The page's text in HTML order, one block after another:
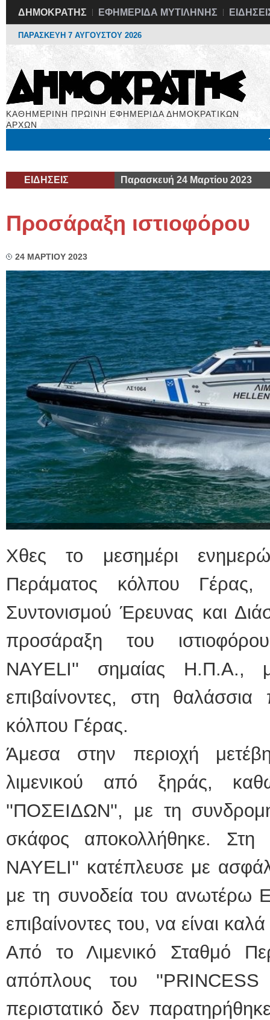
ΔΗΜΟΚΡΑΤΗΣ ΕΦΗΜΕΡΙΔΑ ΜΥΤΙΛΗΝΗΣ
ΠΑΡΑΣΚΕΥΗ 7 ΑΥΓΟΥΣΤΟΥ 2026
ΚΑΘΗΜΕΡΙΝΗ ΠΡΩΙΝΗ ΕΦΗΜΕΡΙΔΑ ΔΗΜΟΚΡΑΤΙΚΩΝ
ΑΡΧΩΝ
ΕΙΔΗΣΕΙΣ Παρασκευή 24 Μαρτίου 2023
Προσάραξη ιστιοφόρου
24 ΜΑΡΤΙΟΥ 2023
Χθες το μεσημέρι
Περάματος κόλπου
Συντονισμού Έρευνας και
προσάραξη του
NAYELI'' σημαίας Η.Π.Α.,
επιβαίνοντες, στη
κόλπου Γέρας.
Άμεσα στην περιοχή
λιμενικού από ξηράς,
''ΠΟΣΕΙΔΩΝ'', με τη
σκάφος αποκολλήθηκε. Στη
NAYELI'' κατέπλευσε με
με τη συνοδεία του
επιβαίνοντες του, να είναι
Από το Λιμενικό Σταθμό
απόπλους του
περιστατικό δεν
ΕΙΔΙΚΟΣ
Holter πίεσης
Δοκιμασία
υπέρηχος
Μυτιλήνη
Γέρα:Παπάδος
Φυσικοθεραπεύτρια
Σταυρουλάκη-
Πτυχιούχος